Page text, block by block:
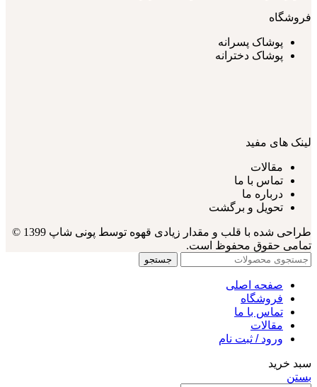
فروشگاه
پوشاک پسرانه
پوشاک دخترانه
لینک های مفید
مقالات
تماس با ما
درباره ما
تحویل و برگشت
طراحی شده با قلب و مقدار زیادی قهوه توسط پونی شاپ 1399 ©
تمامی حقوق محفوظ است.
جستجو
صفحه اصلی
فروشگاه
تماس با ما
مقالات
ورود / ثبت نام
سبد خرید
بستن